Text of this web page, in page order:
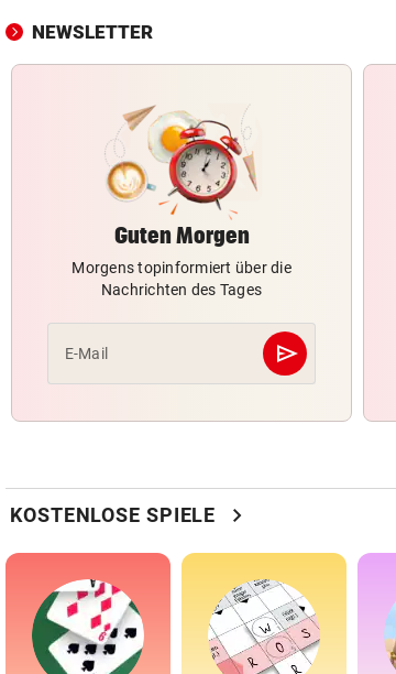
NEWSLETTER
Guten Morgen
Morgens topinformiert über die
Nachrichten des Tages
E-Mail send
Abschicken
KOSTENLOSE SPIELE chevron_right